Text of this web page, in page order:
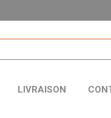
LIVRAISON